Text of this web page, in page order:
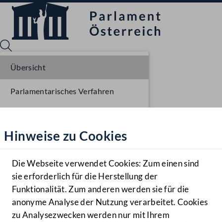
Hilfe
Benutzer
Navigationsmenü öffnen
MENÜ
Hinweise zu Cookies
Die Webseite verwendet Cookies: Zum einen sind
sie erforderlich für die Herstellung der
Funktionalität. Zum anderen werden sie für die
anonyme Analyse der Nutzung verarbeitet. Cookies
zu Analysezwecken werden nur mit Ihrem
Übersicht
Parlamentarisches Verfahren
Ausschussberatungen NR
Plenarberatungen NR